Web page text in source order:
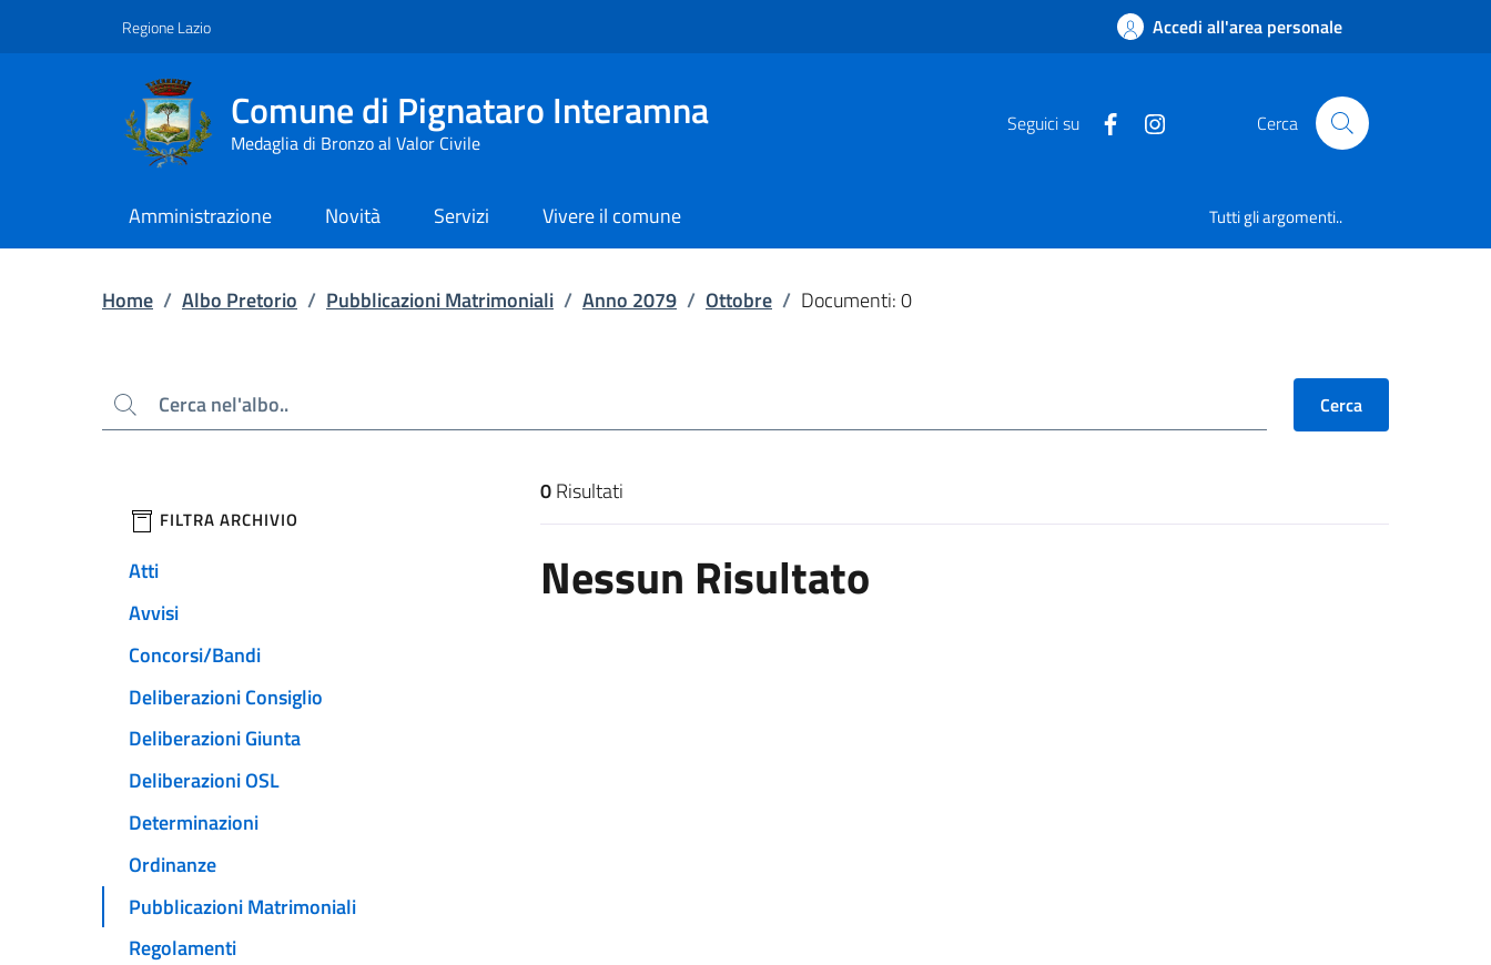
Regione Lazio Accedi all'area personale
Comune di Pignataro Interamna
Medaglia di Bronzo al Valor Civile
Seguici su Cerca
Amministrazione Novità Servizi Vivere il comune Tutti gli argomenti..
Home / Albo Pretorio / Pubblicazioni Matrimoniali / Anno 2079 / Ottobre / Documenti: 0
Cerca Cerca
filtri da applicare
FILTRA ARCHIVIO
Atti
Avvisi
Concorsi/Bandi
Deliberazioni Consiglio
Deliberazioni Giunta
Deliberazioni OSL
Determinazioni
Ordinanze
Pubblicazioni Matrimoniali
Regolamenti
Risultati di ricerca
0Risultati
Nessun Risultato